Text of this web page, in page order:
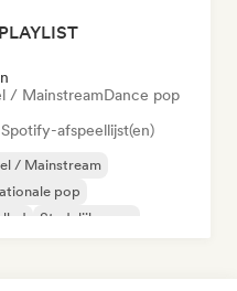
/ MainstreamDance pop
afspeellijst(en)
/ Mainstream
pop
Stedelijke pop